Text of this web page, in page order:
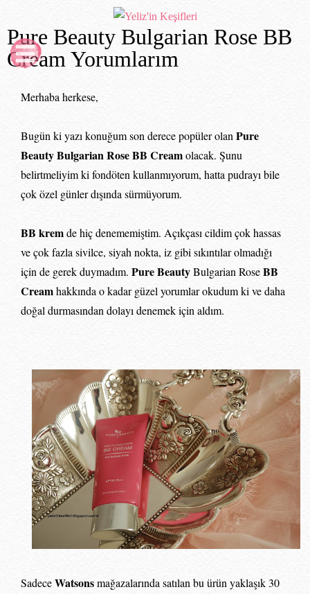
Pure Beauty Bulgarian Rose BB
Cream Yorumlarım
Merhaba herkese,
Bugün ki yazı konuğum son derece popüler olan Pure
Beauty Bulgarian Rose BB Creamolacak. Şunu
belirtmeliyim ki fondöten kullanmıyorum, hatta pudrayı bile
çok özel günler dışında sürmüyorum.
BB kremde hiç denememiştim. Açıkçası cildim çok hassas
ve çok fazla sivilce, siyah nokta, iz gibi sıkıntılar olmadığı
için de gerek duymadım. Pure BeautyBulgarian RoseBB
Creamhakkında o kadar güzel yorumlar okudum ki ve daha
doğal durmasından dolayı denemek için aldım.
SadeceWatsonsmağazalarında satılan bu ürün yaklaşık 30